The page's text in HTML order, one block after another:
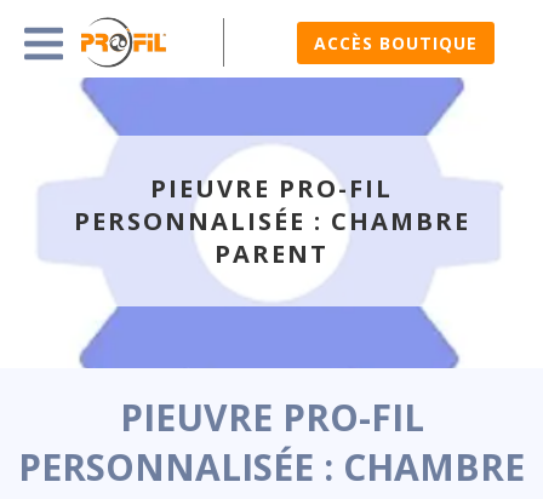
ACCÈS BOUTIQUE
PIEUVRE PRO-FIL
PERSONNALISÉE : CHAMBRE
PARENT
PIEUVRE PRO-FIL
PERSONNALISÉE : CHAMBRE